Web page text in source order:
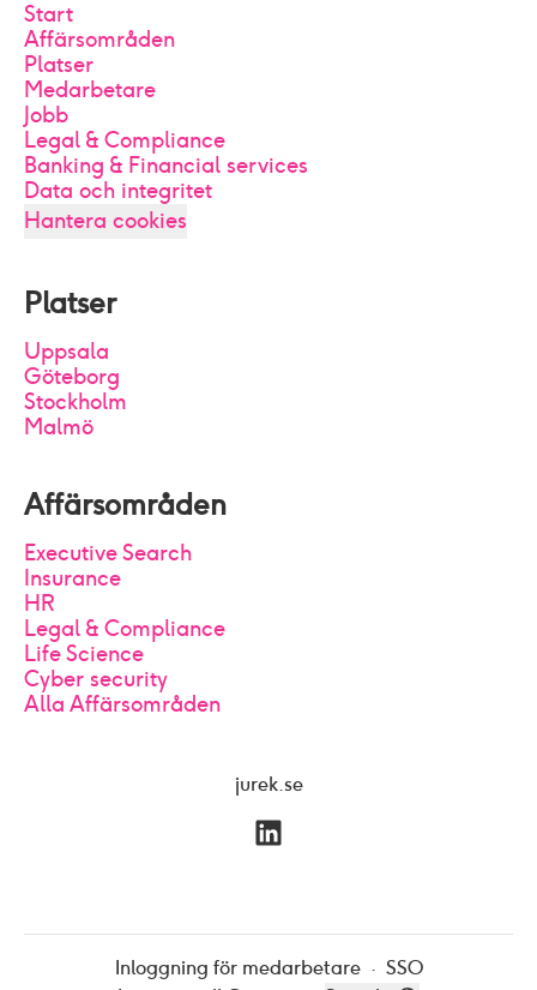
Start
Affärsområden
Platser
Medarbetare
Jobb
Legal & Compliance
Banking & Financial services
Data och integritet
Hantera cookies
Platser
Uppsala
Göteborg
Stockholm
Malmö
Affärsområden
Executive Search
Insurance
HR
Legal & Compliance
Life Science
Cyber security
Alla Affärsområden
jurek.se
Inloggning för medarbetare · SSO